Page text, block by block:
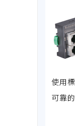
使用
可靠